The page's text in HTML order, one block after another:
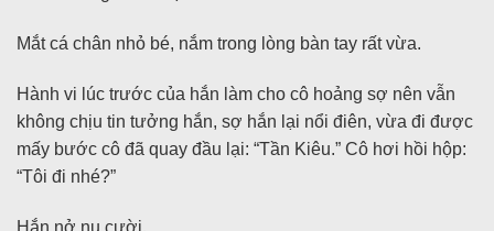
Mắt cá chân nhỏ bé, nắm trong lòng bàn tay rất vừa.
Hành vi lúc trước của hắn làm cho cô hoảng sợ nên vẫn
không chịu tin tưởng hắn, sợ hắn lại nổi điên, vừa đi được
mấy bước cô đã quay đầu lại: “Tần Kiêu.” Cô hơi hồi hộp:
“Tôi đi nhé?”
Hắn nở nụ cười.